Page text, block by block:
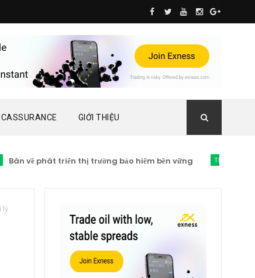
GIỚI THIỆU
về phát triển thị trường bảo hiểm bền vững TIN TỨC BẢO HIỂM
lý